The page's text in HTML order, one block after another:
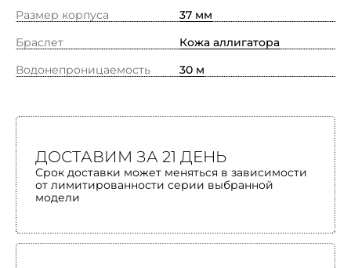
Размер корпуса
37 мм
Браслет
Кожа аллигатора
Водонепроницаемость
30 м
ДОСТАВИМ ЗА 21 ДЕНЬ
Срок доставки может меняться в зависимости
от лимитированности серии выбранной
модели